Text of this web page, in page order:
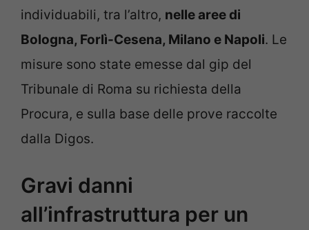
individuabili, tra l’altro, nelle aree di
Bologna, Forlì-Cesena, Milano e Napoli. Le
misure sono state emesse dal gip del
Tribunale di Roma su richiesta della
Procura, e sulla base delle prove raccolte
dalla Digos.
Gravi danni
all’infrastruttura per un